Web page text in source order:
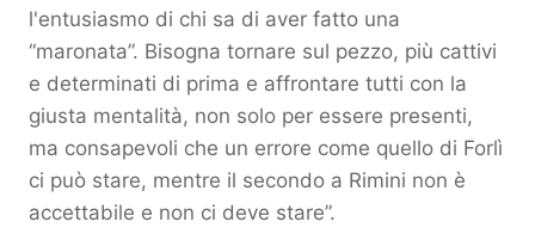
l'entusiasmo di chi sa di aver fatto una
“maronata”. Bisogna tornare sul pezzo, più cattivi
e determinati di prima e affrontare tutti con la
giusta mentalità, non solo per essere presenti,
ma consapevoli che un errore come quello di Forlì
ci può stare, mentre il secondo a Rimini non è
accettabile e non ci deve stare”.